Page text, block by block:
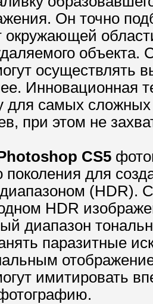
Он точно
окружающей
объекта.
осуществлять
Инновационная
для самых
при этом не
CS5
поколения для
(HDR).
HDR
диапазон
паразитные
имитировать